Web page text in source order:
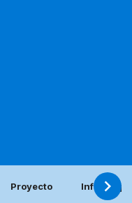
Proyecto Informe